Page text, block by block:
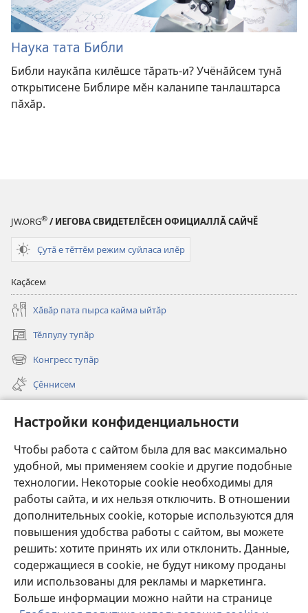
Настройки конфиденциальности
Чтобы работа с сайтом была для вас максимально
удобной, мы применяем cookie и другие подобные
технологии. Некоторые cookie необходимы для
работы сайта, и их нельзя отключить. В отношении
дополнительных cookie, которые используются для
повышения удобства работы с сайтом, вы можете
решить: хотите принять их или отклонить. Данные,
содержащиеся в cookie, не будут никому проданы
или использованы для рекламы и маркетинга.
Больше информации можно найти на странице
Наука тата Библи
Библи наукӑпа килӗшсе тӑрать-и? Учёнӑйсем тунӑ
открытисене Библире мӗн каланипе танлаштарса
пӑхӑр.
JW.ORG® / ИЕГОВА СВИДЕТЕЛӖСЕН ОФИЦИАЛЛӐ САЙЧӖ
Ҫутӑ е тӗттӗм режим суйласа илӗр
Каҫӑсем
Хӑвӑр пата пырса кайма ыйтӑр
Тӗлпулу тупӑр
(открывается
в
новом
окне)
Конгресс тупӑр
(открывается
новом
Ҫӗннисем
Видео с тифлокомментариями
Шырав
Харпӑр хӑй ирӗкӗпе укҫа-тенкӗ парасси
(открывается
в
новом
окне)
Хурал башнин ОНЛАЙН-БИБЛИОТЕКИ
(открывается
в
новом
окне)
JW Hub
(открывается
в
новом
окне)